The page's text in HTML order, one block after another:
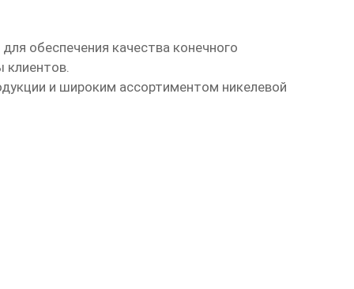
обеспечения качества конечного
клиентов.
и широким ассортиментом никелевой